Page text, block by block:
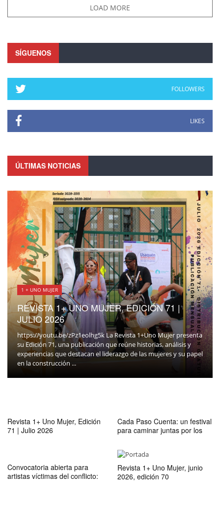
LOAD MORE
SÍGUENOS
FOLLOWERS
LIKES
ÚLTIMAS NOTICIAS
1 + UNO MUJER
REVISTA 1+ UNO MUJER, EDICIÓN 71 |
JULIO 2026
https://youtu.be/zPz1eolhg5k La Revista 1+Uno Mujer presenta
su Edición 71, una publicación que reúne historias, análisis y
experiencias que destacan el liderazgo de las mujeres y su papel
en la construcción ...
Revista 1+ Uno Mujer, Edición
71 | Julio 2026
Cada Paso Cuenta: un festival
para caminar juntas por los
Usaquén
Convocatoria abierta para
artistas víctimas del conflicto:
Revista 1+ Uno Mujer, junio
2026, edición 70